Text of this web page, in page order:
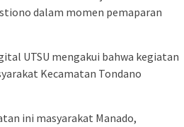
dalam momen pemaparan
UTSU mengakui bahwa kegiatan
Kecamatan Tondano
ini masyarakat Manado,